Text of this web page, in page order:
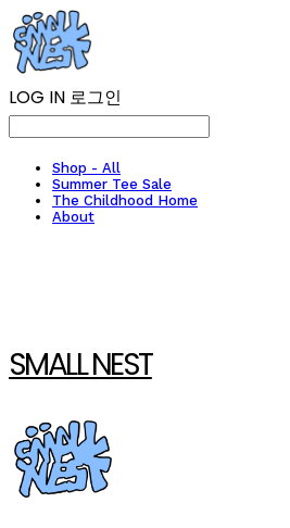
LOG IN 로그인
Shop - All
Summer Tee Sale
The Childhood Home
About
SMALL NEST